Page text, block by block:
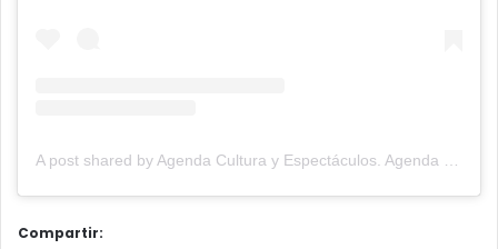
Compartir: